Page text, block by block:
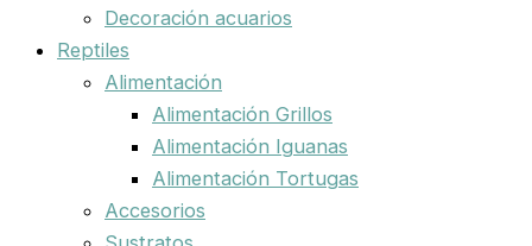
Decoración acuarios
Reptiles
Alimentación
Alimentación Grillos
Alimentación Iguanas
Alimentación Tortugas
Accesorios